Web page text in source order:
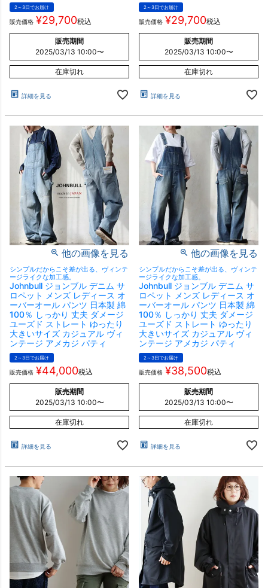
2～3日でお届け
販売価格 ¥29,700税込
販売期間
2025/03/13 10:00〜
在庫切れ
詳細を見る
2～3日でお届け
販売価格 ¥29,700税込
販売期間
2025/03/13 10:00〜
在庫切れ
詳細を見る
他の画像を見る
シンプルだからこそ差が出る、ヴィンテ
ージライクな加工感。
Johnbull ジョンブル デニム サ
ロペット メンズ レディース オ
ーバーオール パンツ 日本製 綿
100％ しっかり 丈夫 ダメージ
ユーズド ストレート ゆったり
大きいサイズ カジュアル ヴィ
ンテージ アメカジ パティ
2～3日でお届け
販売価格 ¥44,000税込
販売期間
2025/03/13 10:00〜
在庫切れ
詳細を見る
他の画像を見る
シンプルだからこそ差が出る、ヴィンテ
ージライクな加工感。
Johnbull ジョンブル デニム サ
ロペット メンズ レディース オ
ーバーオール パンツ 日本製 綿
100％ しっかり 丈夫 ダメージ
ユーズド ストレート ゆったり
大きいサイズ カジュアル ヴィ
ンテージ アメカジ パティ
2～3日でお届け
販売価格 ¥38,500税込
販売期間
2025/03/13 10:00〜
在庫切れ
詳細を見る